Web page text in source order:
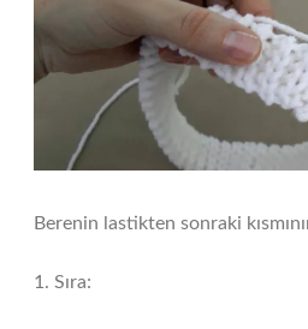
Berenin lastikten sonraki
1. Sıra: